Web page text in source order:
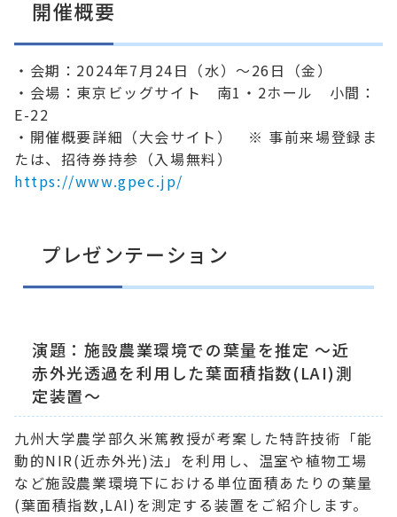
開催概要
・会期：2024年7月24日（水）～26日（金）
・会場：東京ビッグサイト 南1・2ホール 小間：
E-22
・開催概要詳細（大会サイト） ※ 事前来場登録ま
たは、招待券持参（入場無料）
https://www.gpec.jp/
プレゼンテーション
演題：施設農業環境での葉量を推定 ～近
赤外光透過を利用した葉面積指数(LAI)測
定装置～
九州大学農学部久米篤教授が考案した特許技術「能
動的NIR(近赤外光)法」を利用し、温室や植物工場
など施設農業環境下における単位面積あたりの葉量
(葉面積指数,LAI)を測定する装置をご紹介します。